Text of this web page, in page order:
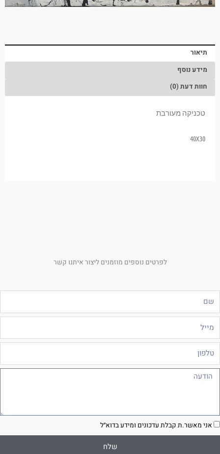
תיאור
מידע נוסף
חוות דעת (0)
טכניקה מעורבת
40X30
לפרטים נוספים מוזמנים ליצור איתנו קשר
אני מאשר.ת קבלת עדכונים ומידע בדוא״ל
שלח